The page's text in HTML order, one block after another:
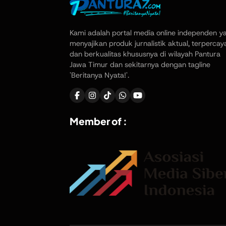
Kami adalah portal media online independen
menyajikan produk jurnalistik aktual,
dan berkualitas khususnya di wilayah Pantura
Jawa Timur dan sekitarnya dengan tagline
'Beritanya Nyata!'.
Member of :